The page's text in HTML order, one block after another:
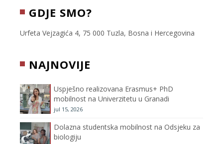
c
e
o
o
k
i
t
e
r
t
r
T
e
GDJE SMO?
Urfeta Vejzagića 4, 75 000 Tuzla, Bosna i Hercegovina
NAJNOVIJE
Uspješno realizovana Erasmus+ PhD
mobilnost na Univerzitetu u Granadi
jul 15, 2026
Dolazna studentska mobilnost na Odsjeku za
biologiju